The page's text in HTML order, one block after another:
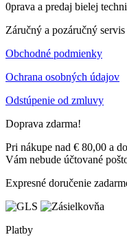
0prava a predaj bielej
Záručný a pozáručný servis
Obchodné podmienky
Ochrana osobných údajov
Odstúpenie od zmluvy
Doprava zdarma!
Pri nákupe nad € 80,00 a
Vám nebude účtované
Expresné doručenie
Platby